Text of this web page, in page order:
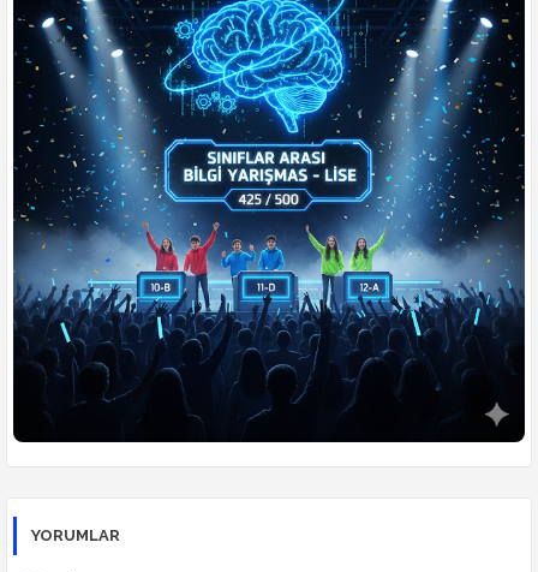
🧠 Zeka Meydanı
🏆 Konulu Yarışmalar
👥 Öğrenciler Yarışıyor
⚔️ Din Kültürü Düelloları
🎮 Ders Arası Oyunlar
🧮 Matematik
🗣️ Türkçe
YORUMLAR